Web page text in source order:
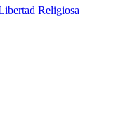
Religiosa